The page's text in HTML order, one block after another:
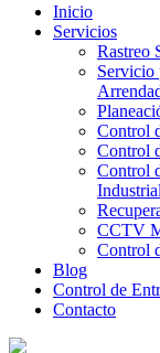
Inicio
Servicios
Rastreo
Servicio
Control
Control
Control
CCTV
Control
Blog
Control de
Contacto